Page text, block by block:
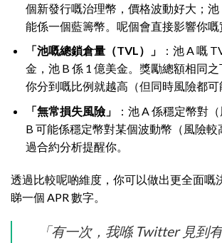
個新發行嘅治理幣，價格波動好大；池
能係一個藍籌幣。呢個會直接影響你嘅
「池嘅總鎖倉量（TVL）」
：池 A 嘅
金，池 B 係 1 億美金。獎勵總額相同之
你分到嘅比例就越高（但同時風險都可
「無常損失風險」
：池 A 係穩定幣對
B 可能係穩定幣對某個波動幣（風險
過合約分析提醒你。
透過比較呢啲維度，你可以做出更全面嘅
睇一個 APR 數字。
「有一次，我喺 Twitter 見到